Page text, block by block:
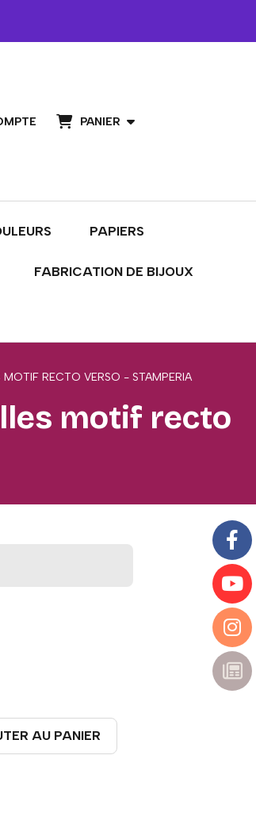
PANIER
PAPIERS
FABRICATION DE BIJOUX
RECTO VERSO - STAMPERIA
motif recto
AU PANIER